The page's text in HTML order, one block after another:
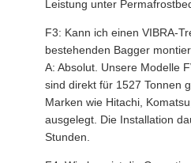
Leistung unter
F3: Kann ich einen VIBRA-
bestehenden Bagger
A: Absolut. Unsere Modelle
sind direkt für 1527 Tonnen
Marken wie Hitachi,
ausgelegt. Die Installation
Stunden.